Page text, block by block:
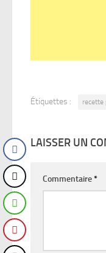
Étiquettes : recette
LAISSER UN
Commentaire*